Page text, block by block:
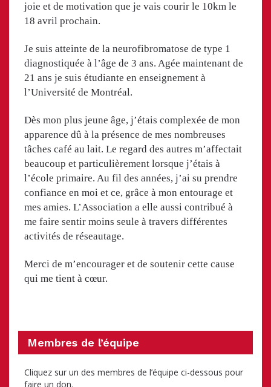
joie et de motivation que je vais courir le 10km le
18 avril prochain.
Je suis atteinte de la neurofibromatose de type 1
diagnostiquée à l’âge de 3 ans. Agée maintenant de
21 ans je suis étudiante en enseignement à
l’Université de Montréal.
Dès mon plus jeune âge, j’étais complexée de mon
apparence dû à la présence de mes nombreuses
tâches café au lait. Le regard des autres m’affectait
beaucoup et particulièrement lorsque j’étais à
l’école primaire. Au fil des années, j’ai su prendre
confiance en moi et ce, grâce à mon entourage et
mes amies. L’Association a elle aussi contribué à
me faire sentir moins seule à travers différentes
activités de réseautage.
Merci de m’encourager et de soutenir cette cause
qui me tient à cœur.
Membres de l’équipe
Cliquez sur un des membres de l’équipe ci-dessous pour
faire un don.